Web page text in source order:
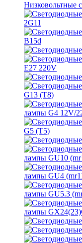
Низковольтные
2G11
B15d
E27 220V
G13 (T8)
лампы G4 12V/
G5 (T5)
лампы GU10
лампы GU4
лампы GU5.3
лампы